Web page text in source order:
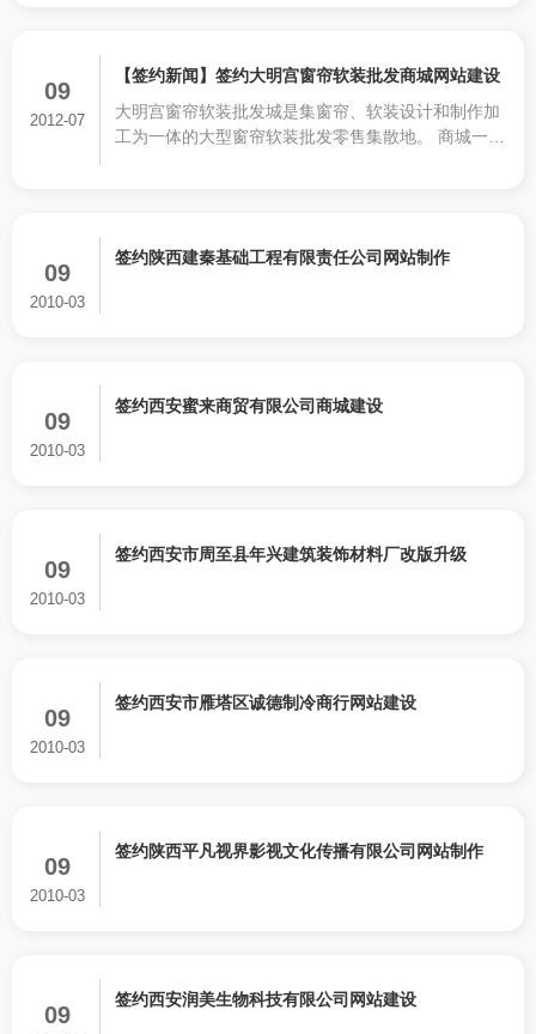
09
2012-07
【签约新闻】签约大明宫窗帘软装批发商城网站建设
大明宫窗帘软装批发城是集窗帘、软装设计和制作加
工为一体的大型窗帘软装批发零售集散地。 商城一直
09
2010-03
签约陕西建秦基础工程有限责任公司网站制作
09
2010-03
签约西安蜜来商贸有限公司商城建设
09
2010-03
签约西安市周至县年兴建筑装饰材料厂改版升级
09
2010-03
签约西安市雁塔区诚德制冷商行网站建设
09
2010-03
签约陕西平凡视界影视文化传播有限公司网站制作
09
签约西安润美生物科技有限公司网站建设